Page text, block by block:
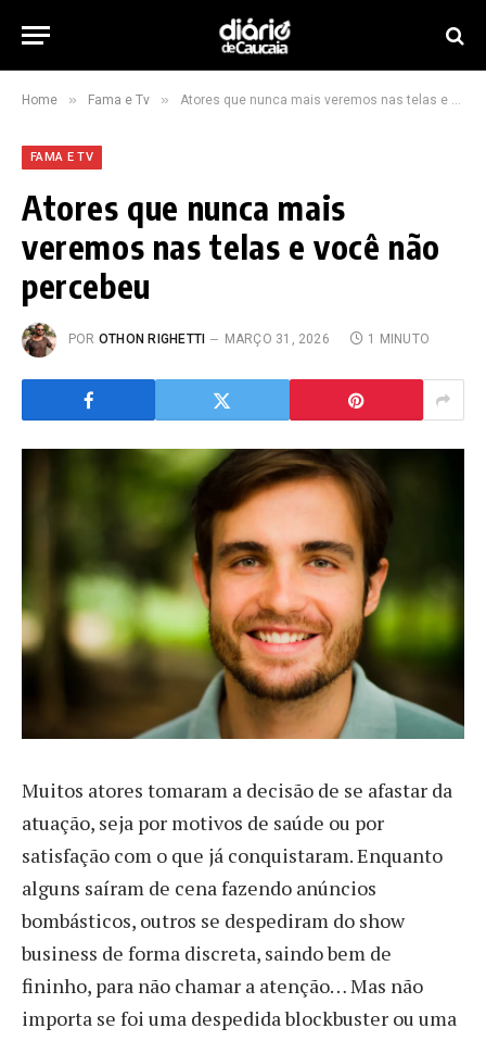
Home » Fama e Tv » Atores que nunca mais veremos nas telas e você não percebeu
FAMA E TV
Atores que nunca mais
veremos nas telas e você não
percebeu
POR OTHON RIGHETTI MARÇO 31, 2026 1 MINUTO
Muitos atores tomaram a decisão de se afastar da
atuação, seja por motivos de saúde ou por
satisfação com o que já conquistaram. Enquanto
alguns saíram de cena fazendo anúncios
bombásticos, outros se despediram do show
business de forma discreta, saindo bem de
fininho, para não chamar a atenção… Mas não
importa se foi uma despedida blockbuster ou uma